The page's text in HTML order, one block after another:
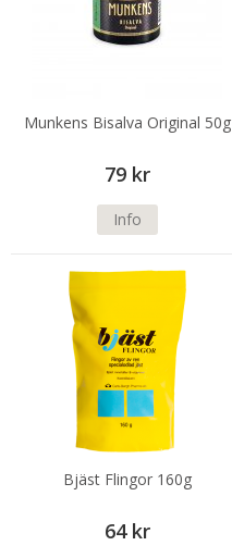
Munkens Bisalva Original 50g
79 kr
Info
Bjäst Flingor 160g
64 kr